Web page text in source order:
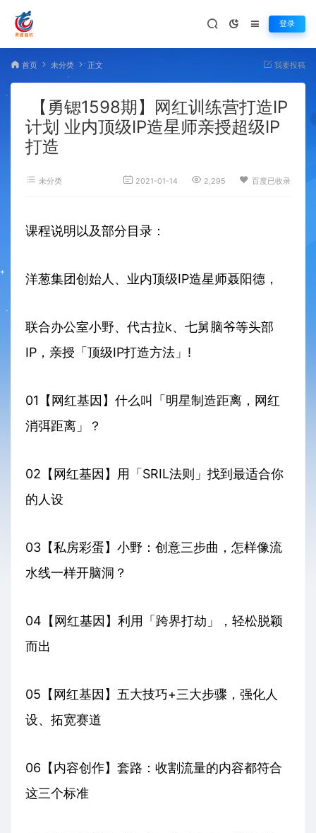
登录
首页 未分类 正文 我要投稿
【勇锶1598期】网红训练营打造IP
计划 业内顶级IP造星师亲授超级IP
打造
未分类 2021-01-14 2,295 百度已收录
课程说明以及部分目录：
洋葱集团创始人、业内顶级IP造星师聂阳德，
联合办公室小野、代古拉k、七舅脑爷等头部
IP，亲授「顶级IP打造方法」!
01【网红基因】什么叫「明星制造距离，网红
消弭距离」？
02【网红基因】用「SRIL法则」找到最适合你
的人设
03【私房彩蛋】小野：创意三步曲，怎样像流
水线一样开脑洞？
04【网红基因】利用「跨界打劫」，轻松脱颖
而出
05【网红基因】五大技巧+三大步骤，强化人
设、拓宽赛道
06【内容创作】套路：收割流量的内容都符合
这三个标准